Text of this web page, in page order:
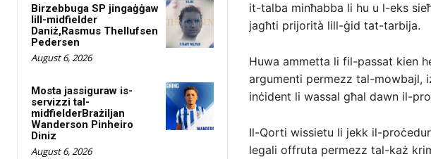
Birzebbuga SP jingaġġaw
lill-midfielder
Daniż,Rasmus Thellufsen
Pedersen
August 6, 2026
Mosta jassiguraw is-
servizzi tal-
midfielderBrażiljan
Wanderson Pinheiro
Diniz
August 6, 2026
it-talba minħabba li hu u l-eks
jagħti prijorità lill-ġid tat-tarbija.
Huwa ammetta li fil-passat kien
argumenti permezz tal-mowbajl,
inċident li wassal għal dawn il-
Il-Qorti wissietu li jekk il-
legali offruta permezz tal-każ